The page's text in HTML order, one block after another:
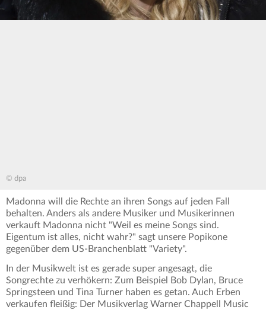
© dpa
Madonna will die Rechte an ihren Songs auf jeden Fall
behalten. Anders als andere Musiker und Musikerinnen
verkauft Madonna nicht "Weil es meine Songs sind.
Eigentum ist alles, nicht wahr?" sagt unsere Popikone
gegenüber dem US-Branchenblatt "Variety".
In der Musikwelt ist es gerade super angesagt, die
Songrechte zu verhökern: Zum Beispiel Bob Dylan, Bruce
Springsteen und Tina Turner haben es getan. Auch Erben
verkaufen fleißig: Der Musikverlag Warner Chappell Music